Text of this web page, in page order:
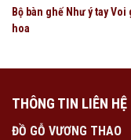
Bộ bàn ghế Như ý tay Voi
hoa
THÔNG TIN LIÊN HỆ
ĐỒ GỖ VƯƠNG THAO